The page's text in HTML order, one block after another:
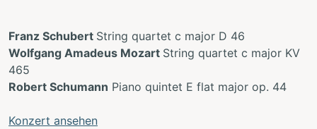
Franz Schubert String quartet c major D 46
Wolfgang Amadeus Mozart String quartet c major KV
465
Robert Schumann Piano quintet E flat major op. 44
Konzert ansehen